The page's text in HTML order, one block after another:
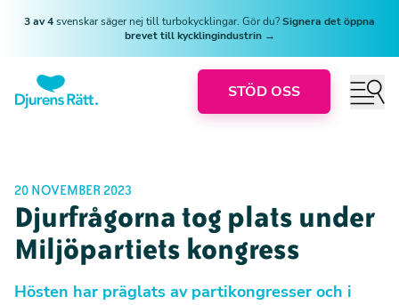
3 av 4svenskar säger nej till turbokycklingar. Gör du?Signera det öppna
brevet till kycklingindustrin →
STÖD OSS
20 NOVEMBER 2023
Djurfrågorna tog plats under
Miljöpartiets kongress
Hösten har präglats av partikongresser och i